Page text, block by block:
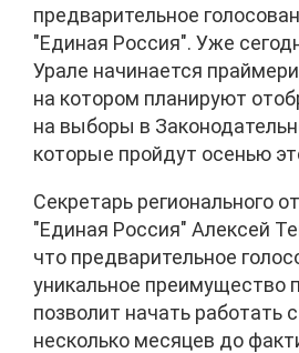
предварительное
"Единая Россия". Уже
Урале начинается
на котором планируют
на выборы в
которые пройдут осенью
Секретарь регионального
"Единая Россия" Алексей
что предварительное
уникальное преимущество
позволит начать работать
несколько месяцев до